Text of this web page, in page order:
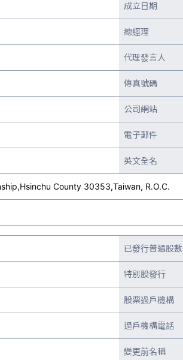
成立日期
總經理
代理發言人
傳真號碼
公司網站
電子郵件
英文全名
County 30353,Taiwan, R.O.C.
已發行普通股數
特別股發行
股票過戶機構
過戶機構電話
變更前名稱